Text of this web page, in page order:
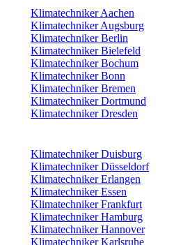
Klimatechniker Aachen
Klimatechniker Augsburg
Klimatechniker Berlin
Klimatechniker Bielefeld
Klimatechniker Bochum
Klimatechniker Bonn
Klimatechniker Bremen
Klimatechniker Dortmund
Klimatechniker Dresden
Klimatechniker Duisburg
Klimatechniker Düsseldorf
Klimatechniker Erlangen
Klimatechniker Essen
Klimatechniker Frankfurt
Klimatechniker Hamburg
Klimatechniker Hannover
Klimatechniker Karlsruhe